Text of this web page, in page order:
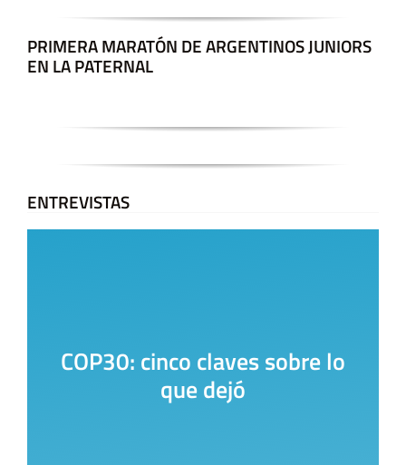
PRIMERA MARATÓN DE ARGENTINOS JUNIORS
EN LA PATERNAL
ENTREVISTAS
COP30: cinco claves sobre lo
que dejó